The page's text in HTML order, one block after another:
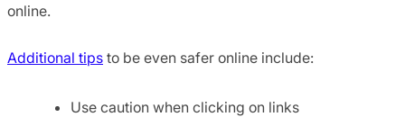
online.
Additional tips to be even safer online include:
Use caution when clicking on links